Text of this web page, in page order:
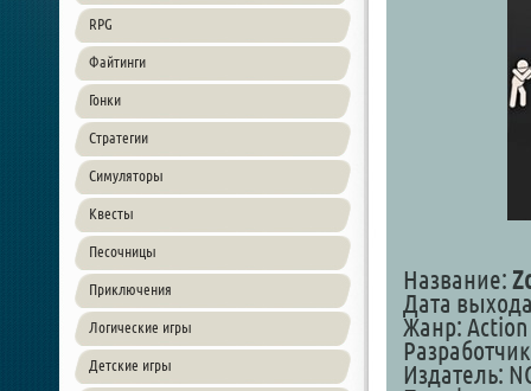
RPG
Файтинги
Гонки
Стратегии
Симуляторы
Квесты
Песочницы
Приключения
Логические игры
Детские игры
Название:
Дата
Жанр: Action
Издатель: